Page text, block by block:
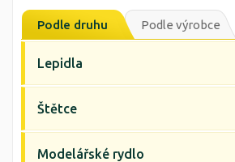
Podle druhu Podle výrobce
Lepidla
Štětce
Modelářské rydlo